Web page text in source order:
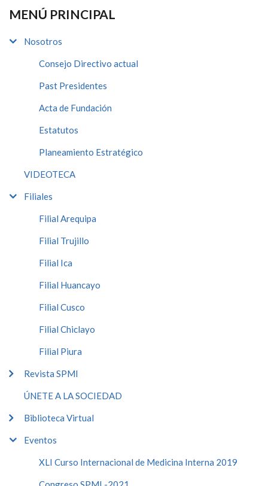
MENÚ PRINCIPAL
Nosotros
Consejo Directivo actual
Past Presidentes
Acta de Fundación
Estatutos
Planeamiento Estratégico
VIDEOTECA
Filiales
Filial Arequipa
Filial Trujillo
Filial Ica
Filial Huancayo
Filial Cusco
Filial Chiclayo
Filial Piura
Revista SPMI
ÚNETE A LA SOCIEDAD
Biblioteca Virtual
Eventos
XLI Curso Internacional de Medicina Interna 2019